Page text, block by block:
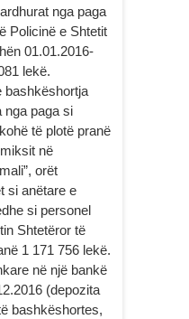
nga paga
Policinë e Shtetit
01.01.2016-
lekë.
bashkëshortja
nga paga si
të plotë pranë
në
orët
si anëtare e
si personel
Shtetëror të
1 171 756 lekë.
në një bankë
(depozita
bashkëshortes,